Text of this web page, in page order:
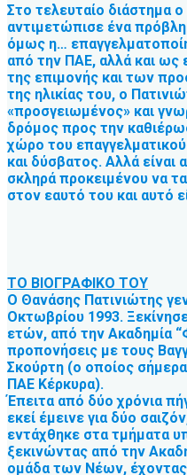
Στο τελευταίο διάστημα
αντιμετώπισε ένα
όμως η…
από την ΠΑΕ, αλλά και ως
της επιμονής και των
της ηλικίας του, ο
«προσγειωμένος» και
δρόμος προς την
χώρο του
και δύσβατος. Αλλά
σκληρά προκειμένου να
στον εαυτό του και αυτό
ΤΟ ΒΙΟΓΡΑΦΙΚΟ ΤΟΥ
Ο Θανάσης Πατινιώτης
Οκτωβρίου 1993.
ετών, από την Ακαδημία
προπονήσεις με τους
Σκούρτη (ο οποίος
ΠΑΕ Κέρκυρα).
Έπειτα από δύο χρόνια
εκεί έμεινε για δύο
εντάχθηκε στα τμήματα
ξεκινώντας από την
ομάδα των Νέων,